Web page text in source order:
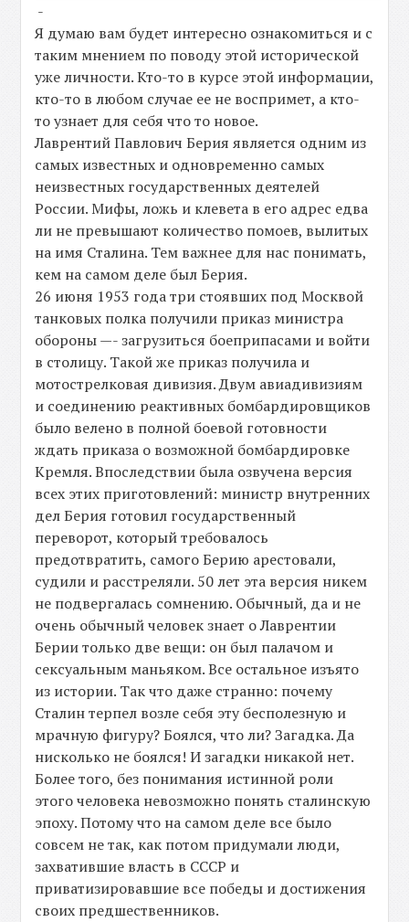
-
Я думаю вам будет интересно ознакомиться и с
таким мнением по поводу этой исторической
уже личности. Кто-то в курсе этой информации,
кто-то в любом случае ее не воспримет, а кто-
то узнает для себя что то новое.
Лаврентий Павлович Берия является одним из
самых известных и одновременно самых
неизвестных государственных деятелей
России. Мифы, ложь и клевета в его адрес едва
ли не превышают количество помоев, вылитых
на имя Сталина. Тем важнее для нас понимать,
кем на самом деле был Берия.
26 июня 1953 года три стоявших под Москвой
танковых полка получили приказ министра
обороны —- загрузиться боеприпасами и войти
в столицу. Такой же приказ получила и
мотострелковая дивизия. Двум авиадивизиям
и соединению реактивных бомбардировщиков
было велено в полной боевой готовности
ждать приказа о возможной бомбардировке
Кремля. Впоследствии была озвучена версия
всех этих приготовлений: министр внутренних
дел Берия готовил государственный
переворот, который требовалось
предотвратить, самого Берию арестовали,
судили и расстреляли. 50 лет эта версия никем
не подвергалась сомнению. Обычный, да и не
очень обычный человек знает о Лаврентии
Берии только две вещи: он был палачом и
сексуальным маньяком. Все остальное изъято
из истории. Так что даже странно: почему
Сталин терпел возле себя эту бесполезную и
мрачную фигуру? Боялся, что ли? Загадка. Да
нисколько не боялся! И загадки никакой нет.
Более того, без понимания истинной роли
этого человека невозможно понять сталинскую
эпоху. Потому что на самом деле все было
совсем не так, как потом придумали люди,
захватившие власть в СССР и
приватизировавшие все победы и достижения
своих предшественников.